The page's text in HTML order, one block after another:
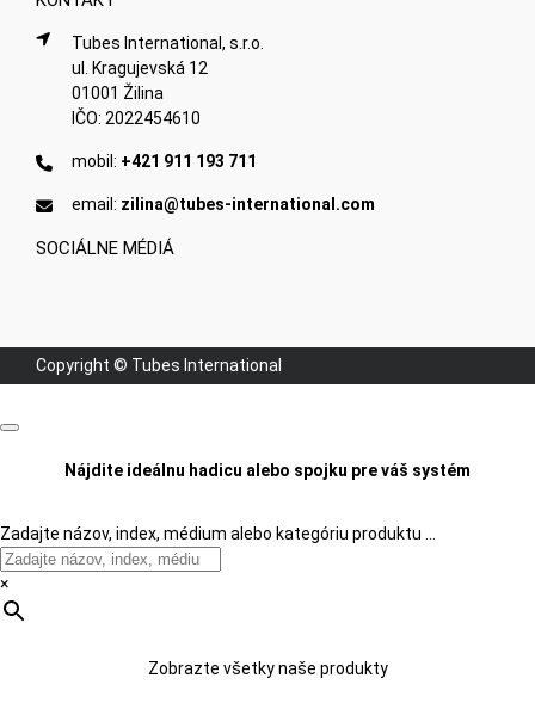
Tubes International, s.r.o.
ul. Kragujevská 12
01001 Žilina
IČO: 2022454610
mobil: +421 911 193 711
email: zilina@tubes-international.com
SOCIÁLNE MÉDIÁ
Copyright © Tubes International
Nájdite ideálnu hadicu alebo spojku pre váš systém
Zadajte názov, index, médium alebo kategóriu produktu …
×
Zobrazte všetky naše produkty